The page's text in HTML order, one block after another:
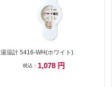
湯温計 5416-WH(ホワイト)
税込： 1,078 円